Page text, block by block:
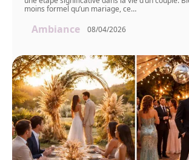
moins formel qu’un mariage, ce…
Ambiance 08/04/2026